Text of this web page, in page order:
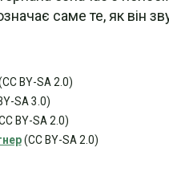
саме те, як він
BY-SA 2.0)
SA 3.0)
BY-SA 2.0)
(CC BY-SA 2.0)